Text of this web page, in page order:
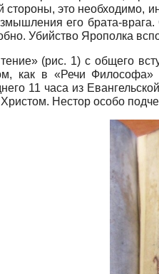
это необходимо,
его брата-
Убийство Ярополка
(рис. 1) с общего
как в «Речи
11 часа из
Нестор особо